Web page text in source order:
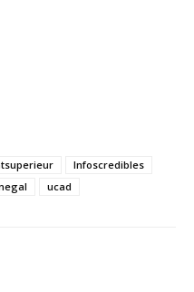
Infoscredibles
ucad